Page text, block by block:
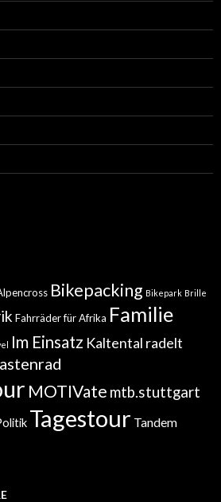
Bikepacking Bikepark Brille
Fahrräder für Afrika Familie
Im Einsatz Kaltental radelt
MOTIVate mtb.stuttgart
Tagestour Tandem